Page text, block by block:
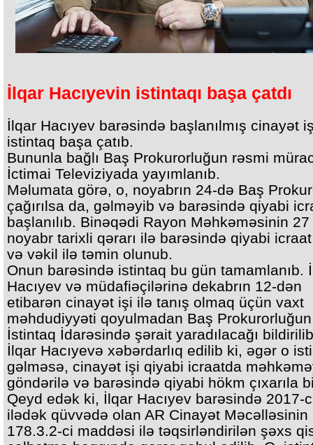
İlqar Hacıyevin istintaqı başa çatdı
İlqar Hacıyev barəsində başlanılmış cinayət
istintaq başa çatıb.
Bununla bağlı Baş Prokurorluğun rəsmi
İctimai Televiziyada yayımlanıb.
Məlumata görə, o, noyabrın 24-də Baş
çağırılsa da, gəlməyib və barəsində qiyabi
başlanılıb. Binəqədi Rayon Məhkəməsinin 27
noyabr tarixli qərarı ilə barəsində qiyabi icraat
və vəkil ilə təmin olunub.
Onun barəsində istintaq bu gün tamamlanıb.
Hacıyev və müdafiəçilərinə dekabrın 12-dən
etibarən cinayət işi ilə tanış olmaq üçün vaxt
məhdudiyyəti qoyulmadan Baş Prokurorluğun
İstintaq İdarəsində şərait yaradılacağı
İlqar Hacıyevə xəbərdarlıq edilib ki, əgər o
gəlməsə, cinayət işi qiyabi icraatda
göndərilə və barəsində qiyabi hökm çıxarıla
Qeyd edək ki, İlqar Hacıyev barəsində 2017-
ilədək qüvvədə olan AR Cinayət Məcəlləsinin
178.3.2-ci maddəsi ilə təqsirləndirilən şəxs